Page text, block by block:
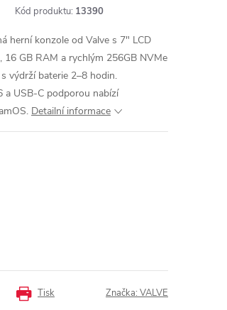
Kód produktu: 13390
herní konzole od Valve s 7" LCD
GB RAM a rychlým 256GB NVMe
výdrží baterie 2–8 hodin.
a USB-C podporou nabízí
Detailní informace
Tisk Značka: VALVE